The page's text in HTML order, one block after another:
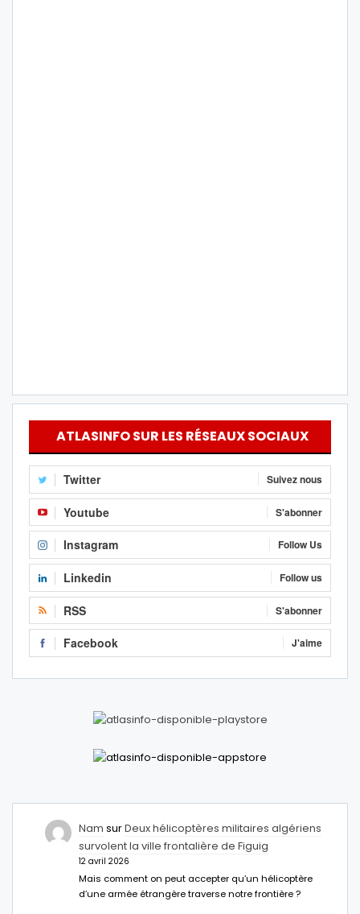
ATLASINFO SUR LES RÉSEAUX SOCIAUX
Twitter Suivez nous
Youtube S'abonner
Instagram Follow Us
Linkedin Follow us
RSS S'abonner
Facebook J'aime
Nam surDeux hélicoptères militaires algériens
survolent la ville frontalière de Figuig
12 avril 2026
Mais comment on peut accepter qu’un hélicoptère
d’une armée étrangère traverse notre frontière ?